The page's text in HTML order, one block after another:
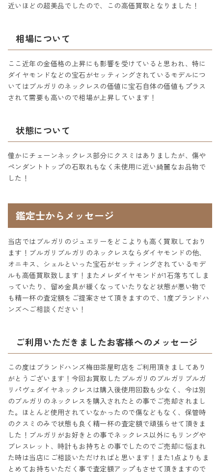
近いほどの超美品でしたので、この高価買取となりました！
相場について
ここ近年の金価格の上昇にも影響を受けていると思われ、特に
ダイヤモンドなどの宝石がセッティングされているモデルにつ
いてはブルガリのネックレスの価値に宝石自体の価値もプラス
されて需要も高いので相場が上昇しています！
状態について
僅かにチェーンネックレス部分にクスミはありましたが、傷や
ペンダントトップの石取れもなく未使用に近い綺麗なお品物で
した！
鑑定士からメッセージ
当店ではブルガリのジュエリーをどこよりも高く買取しており
ます！ブルガリブルガリのネックレスならダイヤモンドの他、
オニキス、シェルといった宝石がセッティングされているモデ
ルも高価買取致します！またメレダイヤモンドが1石落ちてしま
っていたり、留め金具が緩くなっていたりなど状態が悪い物で
も精一杯の査定額をご提案させて頂きますので、1度ブランドハ
ンズへご相談ください！
ご利用いただきましたお客様へのメッセージ
この度はブランドハンズ梅田茶屋町店をご利用頂きましてあり
がとうございます！今回お買取したブルガリのブルガリブルガ
リパヴェダイヤネックレスは購入後使用回数も少なく、今は別
のブルガリのネックレスを購入されたとの事でご売却されまし
た。ほとんど使用されていなかったので傷などもなく、保管時
のクスミのみで状態も良く精一杯の査定額で頑張らせて頂きま
した！ブルガリがお好きとの事でネックレス以外にもリングや
ブレスレット、時計もお持ちとの事でしたのでご売却に悩まれ
た時は当店にご相談いただければと思います！また1点よりもま
とめてお持ちいただく事で査定額アップもさせて頂きますので